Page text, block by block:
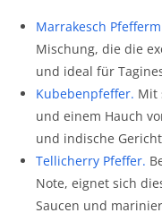
Marrakesch
Mischung, die die
und ideal für
Kubebenpfeffer. Mit
und einem Hauch
und indische
Tellicherry Pfeffer.
Note, eignet sich
Saucen und